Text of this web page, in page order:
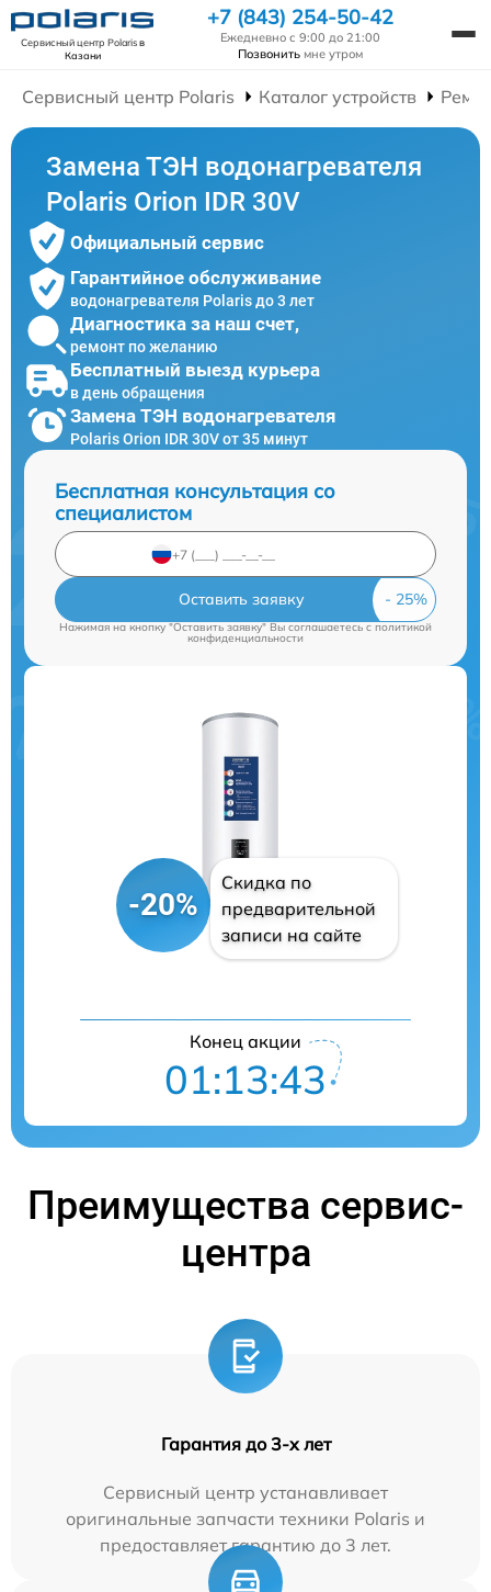
Сервисный центр Polarisв
Казани
+7 (843) 254-50-42
Ежедневно с 9:00 до 21:00
Позвонить мне утром
Сервисный центр Polaris Каталог устройств
Замена ТЭН водонагревателя
Polaris Orion IDR 30V
Официальный сервис
Гарантийное обслуживание
водонагревателя Polaris до 3 лет
Диагностика за наш счет,
ремонт по желанию
Бесплатный выезд курьера
в день обращения
Замена ТЭН водонагревателя
Polaris Orion IDR 30V от 35 минут
Бесплатная консультация со
специалистом
Оставить заявку
Нажимая на кнопку "Оставить заявку" Вы соглашаетесь cполитикой
конфиденциальности
-20%
Скидка по
предварительной
записи на сайте
Конец акции
01:13:42
Преимущества сервис-
центра
Гарантия до 3-х лет
Сервисный центр устанавливает
оригинальные запчасти техники Polaris и
предоставляет гарантию до 3 лет.